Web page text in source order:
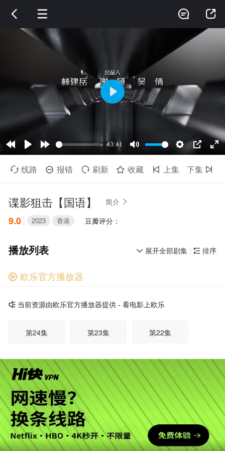
 


 线路  报错  刷新  收藏  上集 下集 
谍影狙击【国语】 简介 
9.0 豆瓣评分：
2023 香港
 排序
 展开全部剧集
播放列表
 欧乐官方播放器
当前资源由欧乐官方播放器提供 - 看电影上欧乐
第24集 第23集 第22集
第18集 第17集 第16集
第15集 第14集 第13集
第12集 第11集 第10集
第09集 第08集 第07集
广告